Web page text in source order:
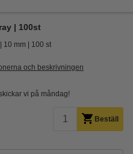
| 100st
10 mm 100 st
och beskrivningen
vi på måndag!
Beställ